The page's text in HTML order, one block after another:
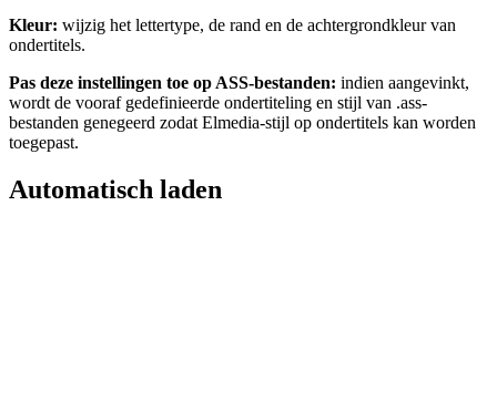
Kleur: wijzig het lettertype, de rand en de achtergrondkleur van
ondertitels.
Pas deze instellingen toe op ASS-bestanden: indien aangevinkt,
wordt de vooraf gedefinieerde ondertiteling en stijl van .ass-
bestanden genegeerd zodat Elmedia-stijl op ondertitels kan worden
toegepast.
Automatisch laden